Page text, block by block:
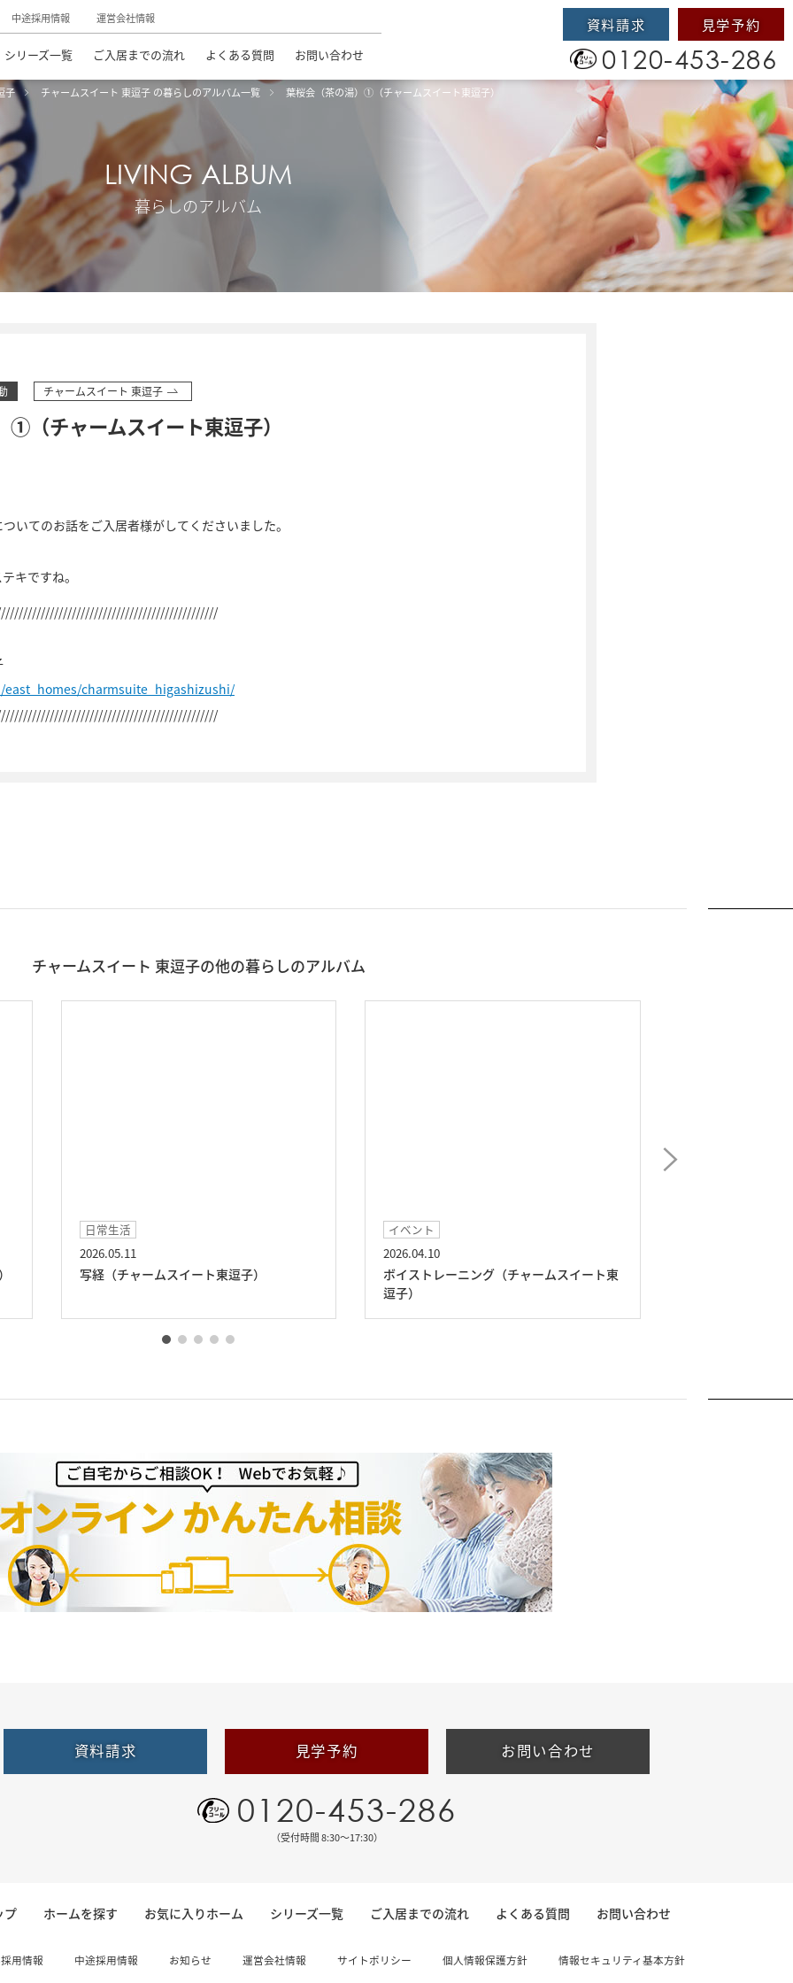
中途採用情報 運営会社情報
シリーズ一覧 ご入居までの流れ よくある質問 お問い合わせ
資料請求 見学予約
0120-453-286
子 チャームスイート 東逗子 の暮らしのアルバム一覧 葉桜会（茶の湯）①（チャームスイート東逗子）
LIVING ALBUM
暮らしのアルバム
チャームスイート 東逗子
①（チャームスイート東逗子）
いてのお話をご入居者様がしてくださいました。
キですね。
charmsuite_higashizushi/
チャームスイート 東逗子の他の暮らしのアルバム
日常生活
2026.05.11
写経（チャームスイート東逗子）
イベント
2026.04.10
ボイストレーニング（チャームスイート東
逗子）
資料請求 見学予約 お問い合わせ
0120-453-286
（受付時間 8:30〜17:30）
プ ホームを探す お気に入りホーム シリーズ一覧 ご入居までの流れ よくある質問 お問い合わせ
用情報 中途採用情報 お知らせ 運営会社情報 サイトポリシー 個人情報保護方針 情報セキュリティ基本方針